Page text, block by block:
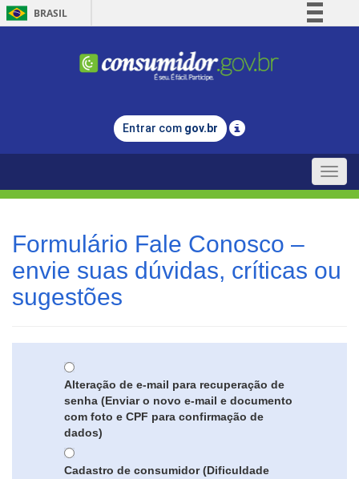
BRASIL
Comunica BR
Legislação
Entrar com gov.br
Toggle
Formulário Fale Conosco –
envie suas dúvidas, críticas ou
sugestões
Alteração de e-mail para recuperação de
senha (Enviar o novo e-mail e documento
com foto e CPF para confirmação de
dados)
Cadastro de consumidor (Dificuldade